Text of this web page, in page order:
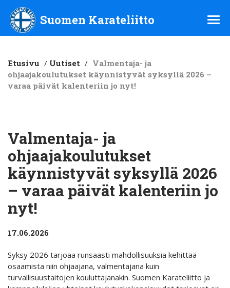
Suomen Karateliitto ry
Suomen Karateliitto
Etusivu / Uutiset / Valmentaja- ja
ohjaajakoulutukset käynnistyvät syksyllä 2026 –
varaa päivät kalenteriin jo nyt!
Valmentaja- ja
ohjaajakoulutukset
käynnistyvät syksyllä 2026
– varaa päivät kalenteriin jo
nyt!
17.06.2026
Syksy 2026 tarjoaa runsaasti mahdollisuuksia kehittää
osaamista niin ohjaajana, valmentajana kuin
turvallisuustaitojen kouluttajanakin. Suomen Karateliitto ja